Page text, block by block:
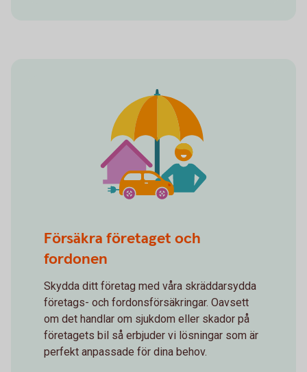
Försäkra företaget och
fordonen
Skydda ditt företag med våra skräddarsydda
företags- och fordonsförsäkringar. Oavsett
om det handlar om sjukdom eller skador på
företagets bil så erbjuder vi lösningar som är
perfekt anpassade för dina behov.